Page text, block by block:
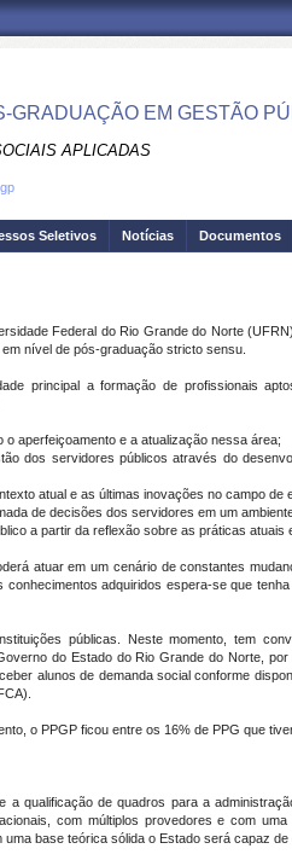
GRADUAÇÃO EM GESTÃO
APLICADAS
Seletivos Notícias Documentos
Federal do Rio Grande do Norte
nível de pós-graduação stricto sensu.
principal a formação de profissionais
aperfeiçoamento e a atualização nessa área;
dos servidores públicos através do
atual e as últimas inovações no campo de
de decisões dos servidores em um
a partir da reflexão sobre as práticas atuais
atuar em um cenário de constantes
conhecimentos adquiridos espera-se que
públicas. Neste momento, tem
do Estado do Rio Grande do Norte,
alunos de demanda social conforme
o PPGP ficou entre os 16% de PPG que
qualificação de quadros para a
com múltiplos provedores e com
base teórica sólida o Estado será capaz